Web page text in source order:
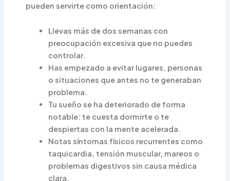
pueden servirte como orientación:
Llevas más de dos semanas con
preocupación excesiva que no puedes
controlar.
Has empezado a evitar lugares, personas
o situaciones que antes no te generaban
problema.
Tu sueño se ha deteriorado de forma
notable: te cuesta dormirte o te
despiertas con la mente acelerada.
Notas síntomas físicos recurrentes como
taquicardia, tensión muscular, mareos o
problemas digestivos sin causa médica
clara.